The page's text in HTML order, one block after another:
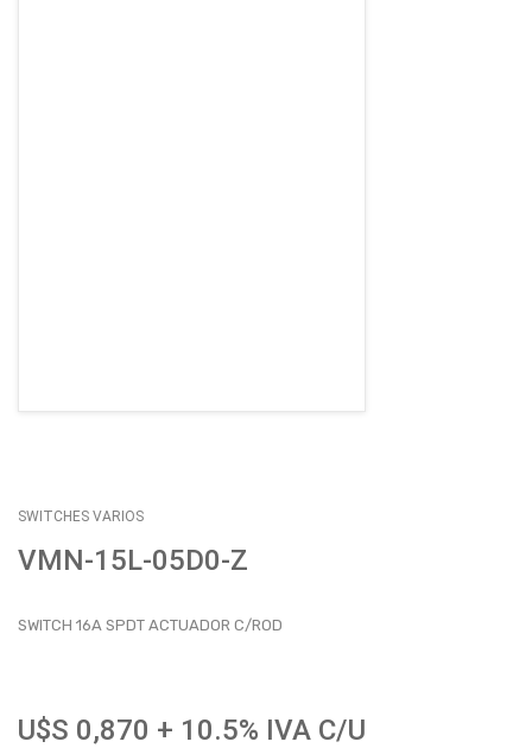
SWITCHES VARIOS
VMN-15L-05D0-Z
SWITCH 16A SPDT ACTUADOR C/ROD
U$S 0,870 + 10.5% IVA C/U